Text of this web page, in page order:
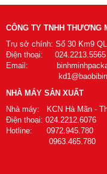
CÔNG TY TNHH THƯƠNG
Trụ sở chính: Số 30 Km9
Điện thoại: 024.2213.5565
Email:
NHÀ MÁY SẢN XUẤT
Nhà máy: KCN Hà Mãn -
Điện thoại: 024.2212.6076
Hotline: 0972.945.780
0963.465.780